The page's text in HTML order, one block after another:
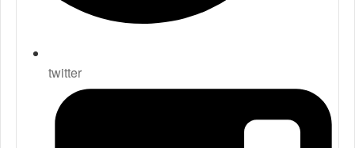
twitter